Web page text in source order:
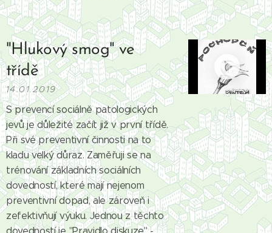
"Hlukový smog" ve
třídě
14.01.2019
S prevencí sociálně patologických
jevů je důležité začít již v první třídě.
Při své preventivní činnosti na to
kladu velký důraz. Zaměřuji se na
trénování základních sociálních
dovedností, které mají nejenom
preventivní dopad, ale zároveň i
zefektivňují výuku. Jednou z těchto